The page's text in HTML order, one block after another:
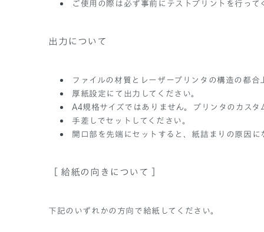
ご使用の際は必ず事前にテストプリントを行って
出力について
ファイルの材質とレーザープリンタの構造の都
厚紙設定にて出力してください。
A4規格サイズではありません。プリンタのカス
手差しでセットしてください。
開口部を先端にセットすると、紙詰まりの原因
［ 給紙の向きについて ］
下記のいずれかの方向で給紙してください。